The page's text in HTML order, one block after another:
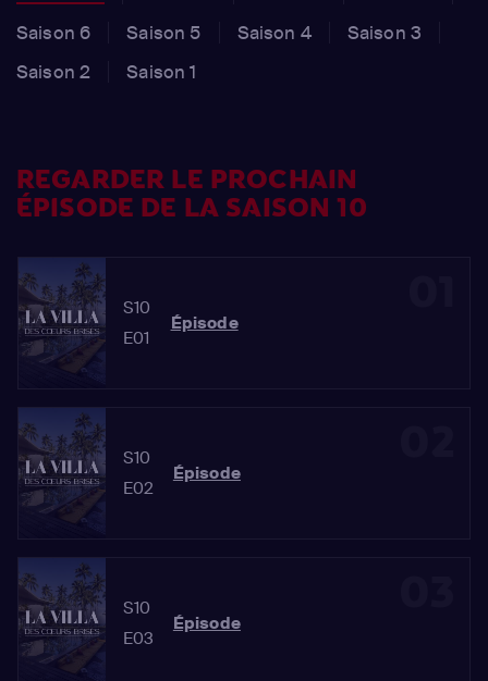
Saison 6
Saison 5 Saison 4
Saison 3
Saison 2
Saison 1
REGARDER LE PROCHAIN
ÉPISODE DE LA SAISON 10
S10
E01
Épisode
S10
E02
Épisode
S10
E03
Épisode